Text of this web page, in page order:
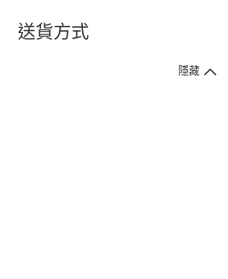
送貨方式
1. 送貨到府（受衛生署條例規管產品除外 ）
隱藏